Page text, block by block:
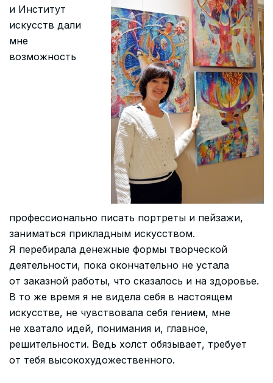
и Институт
искусств дали
мне
возможность
профессионально писать портреты и пейзажи,
заниматься прикладным искусством.
Я перебирала денежные формы творческой
деятельности, пока окончательно не устала
от заказной работы, что сказалось и на здоровье.
В то же время я не видела себя в настоящем
искусстве, не чувствовала себя гением, мне
не хватало идей, понимания и, главное,
решительности. Ведь холст обязывает, требует
от тебя высокохудожественного.